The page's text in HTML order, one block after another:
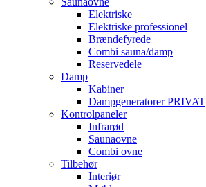
Elektriske
Elektriske professionel
Brændefyrede
Combi sauna/damp
Reservedele
Damp
Kabiner
Dampgeneratorer PRIVAT
Kontrolpaneler
Infrarød
Saunaovne
Combi ovne
Tilbehør
Interiør